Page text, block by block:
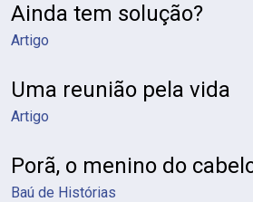
Ainda tem solução?
Artigo
Uma reunião pela vida
Artigo
Porã, o menino do
Baú de Histórias